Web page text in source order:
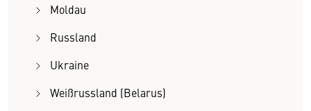
Moldau
Russland
Ukraine
Weißrussland (Belarus)